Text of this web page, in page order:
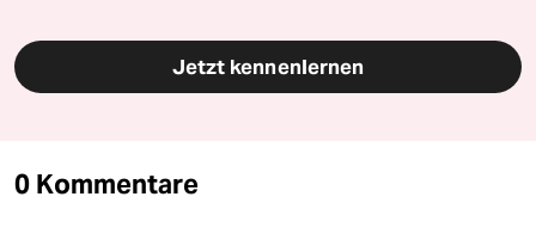
Jetzt kennenlernen
0 Kommentare